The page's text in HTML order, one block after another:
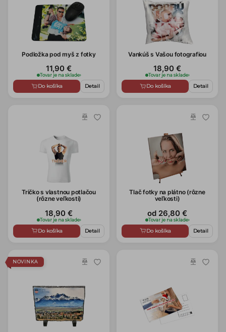
Podložka pod myš z fotky
11,90 €
Tovar je na sklade›
Do košíka Detail
Vankúš s Vašou fotografiou
18,90 €
Tovar je na sklade›
Do košíka Detail
Tričko s vlastnou potlačou
(rôzne veľkosti)
18,90 €
Tovar je na sklade›
Do košíka Detail
Tlač fotky na plátno (rôzne
veľkosti)
od 26,80 €
Tovar je na sklade›
Do košíka Detail
NOVINKA